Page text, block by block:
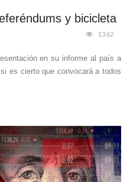
y bicicleta
1362
en su informe al país a
es cierto que convocará a todos